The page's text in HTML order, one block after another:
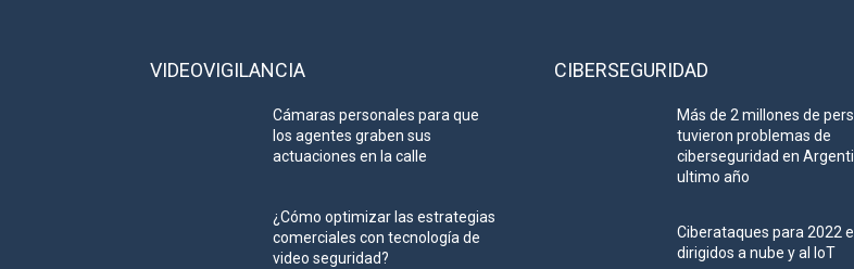
VIDEOVIGILANCIA
Cámaras personales para que
los agentes graben sus
actuaciones en la calle
¿Cómo optimizar las estrategias
comerciales con tecnología de
video seguridad?
CIBERSEGURIDAD
Más de 2 millones de
tuvieron problemas de
ciberseguridad en
ultimo año
Ciberataques para 2022
dirigidos a nube y al IoT